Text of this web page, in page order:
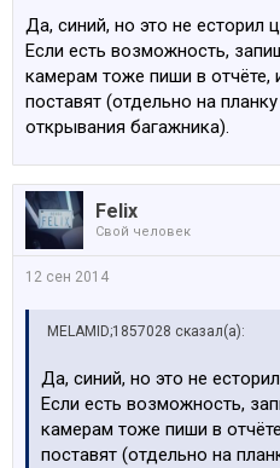
Да, синий, но это не есторил
Если есть возможность,
камерам тоже пиши в отчёте,
поставят (отдельно на
открывания багажника).
Felix
Свой человек
12 сен 2014
MELAMID;1857028 сказал(а):
Да, синий, но это не
Если есть возможность,
камерам тоже пиши в
поставят (отдельно на